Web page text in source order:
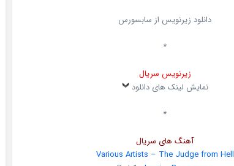
دانلود زیرنویس از سابسورس
*
زیرنویس سریال
نمایش لینک های دانلود
*
آهنگ های سریال
Various Artists – The Judge from Hell